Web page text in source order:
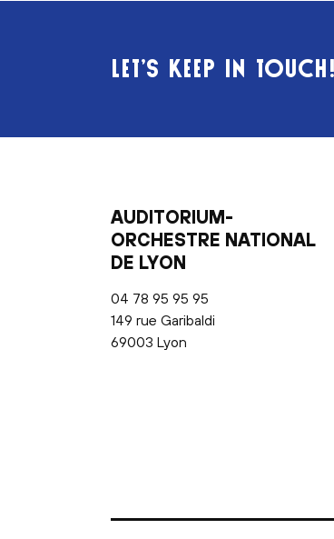
LET’S KEEP IN TOUCH!
AUDITORIUM-
ORCHESTRE NATIONAL
DE LYON
04 78 95 95 95
149 rue Garibaldi
69003 Lyon